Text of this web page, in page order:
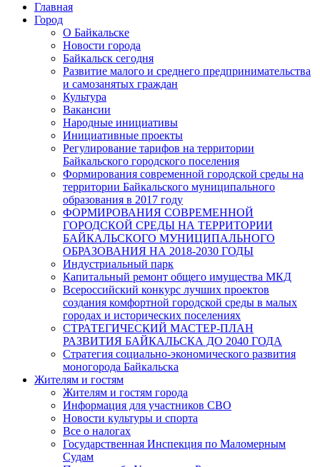
Главная
Город
О Байкальске
Новости города
Байкальск сегодня
Развитие малого и среднего предпринимательства
и самозанятых граждан
Культура
Вакансии
Народные инициативы
Инициативные проекты
Регулирование тарифов на территории
Байкальского городского поселения
Формирования современной городской среды на
территории Байкальского муниципального
образования в 2017 году
ФОРМИРОВАНИЯ СОВРЕМЕННОЙ
ГОРОДСКОЙ СРЕДЫ НА ТЕРРИТОРИИ
БАЙКАЛЬСКОГО МУНИЦИПАЛЬНОГО
ОБРАЗОВАНИЯ НА 2018-2030 ГОДЫ
Индустриальный парк
Капитальный ремонт общего имущества МКД
Всероссийский конкурс лучших проектов
создания комфортной городской среды в малых
городах и исторических поселениях
СТРАТЕГИЧЕСКИЙ МАСТЕР-ПЛАН
РАЗВИТИЯ БАЙКАЛЬСКА ДО 2040 ГОДА
Стратегия социально-экономического развития
моногорода Байкальска
Жителям и гостям
Жителям и гостям города
Информация для участников СВО
Новости культуры и спорта
Все о налогах
Государственная Инспекция по Маломерным
Судам